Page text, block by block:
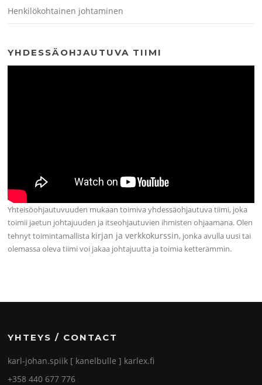
Henkilökohtainen johtaminen
YHDESSÄOHJAUTUVA TIIMI
Yhteisöohjautuvuuden mukaan toimiva yhdessäohjautuva tiimi, joka
toimii jaetun johtajuuden ja itseohjautuvien ihmisten ohjaamana. Olen
tehnyt toimintamallista kirjan ja verkkokurssin, jonka avulla uusi tai
olemassa oleva tiimi voi jakaa johtajuutta ja toimia ketterämmin.
YHTEYS / CONTACT
karl-johan.spiik [ kanelbulle ] karlex.fi
+358 440 677 776